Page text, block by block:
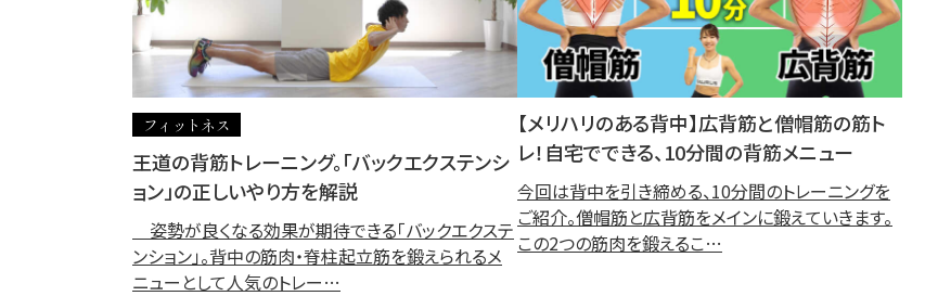
フィットネス
王道の背筋トレーニング。「バックエクステンシ
ョン」の正しいやり方を解説
姿勢が良くなる効果が期待できる「バックエクステ
ンション」。背中の筋肉・脊柱起立筋を鍛えられるメ
ニューとして人気のトレー…
【メリハリのある背中】広背筋と僧帽筋の筋ト
レ！自宅でできる、10分間の背筋メニュー
今回は背中を引き締める、10分間のトレーニングを
ご紹介。僧帽筋と広背筋をメインに鍛えていきます。
この2つの筋肉を鍛えるこ…